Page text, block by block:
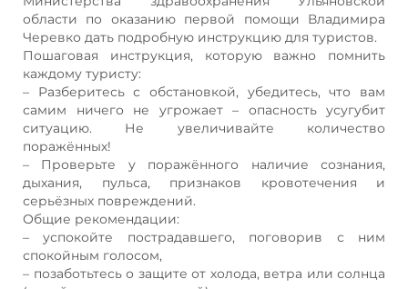
области по оказанию первой помощи Владимира
Черевко дать подробную инструкцию для туристов.
Пошаговая инструкция, которую важно помнить
каждому туристу:
– Разберитесь с обстановкой, убедитесь, что вам
самим ничего не угрожает – опасность усугубит
ситуацию. Не увеличивайте количество
поражённых!
– Проверьте у поражённого наличие сознания,
дыхания, пульса, признаков кровотечения и
серьёзных повреждений.
Общие рекомендации:
– успокойте пострадавшего, поговорив с ним
спокойным голосом,
– позаботьтесь о защите от холода, ветра или солнца